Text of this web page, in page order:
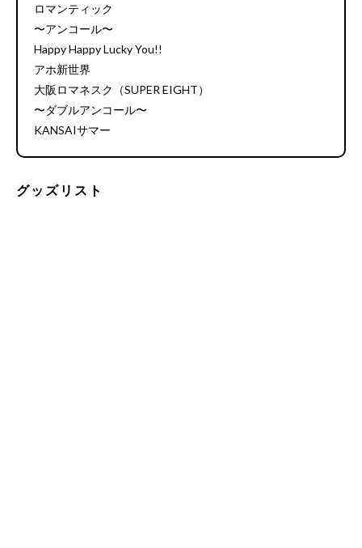
ロマンティック
〜アンコール〜
Happy Happy Lucky You!!
アホ新世界
大阪ロマネスク（SUPER EIGHT）
〜ダブルアンコール〜
KANSAIサマー
グッズリスト